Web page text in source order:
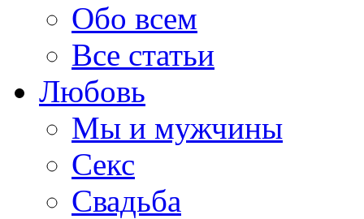
Обо всем
Все статьи
Любовь
Мы и мужчины
Секс
Свадьба